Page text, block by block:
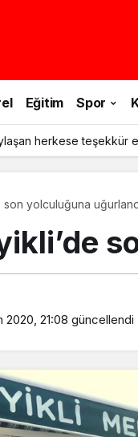
Eğitim Spor
herkese teşekkür
yolculuğuna
2020, 21:08 güncellendi